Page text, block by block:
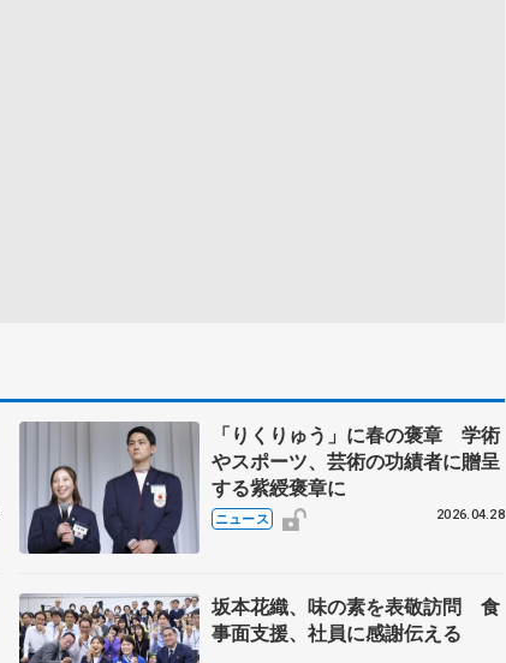
「りくりゅう」に春の褒章 学術
やスポーツ、芸術の功績者に贈呈
する紫綬褒章に
ニュース 2026.04.28
坂本花織、味の素を表敬訪問 食
事面支援、社員に感謝伝える